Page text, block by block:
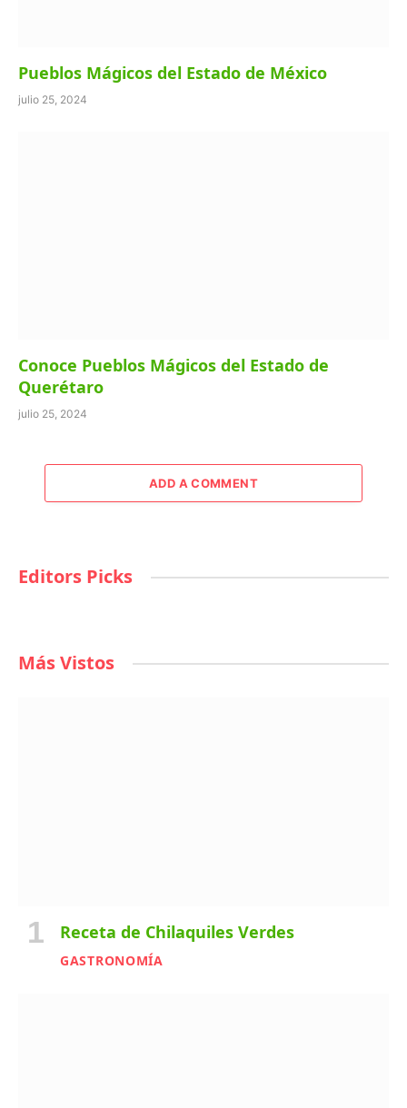
Pueblos Mágicos del Estado de México
julio 25, 2024
Conoce Pueblos Mágicos del Estado de
Querétaro
julio 25, 2024
ADD A COMMENT
Editors Picks
Más Vistos
Receta de Chilaquiles Verdes
GASTRONOMÍA